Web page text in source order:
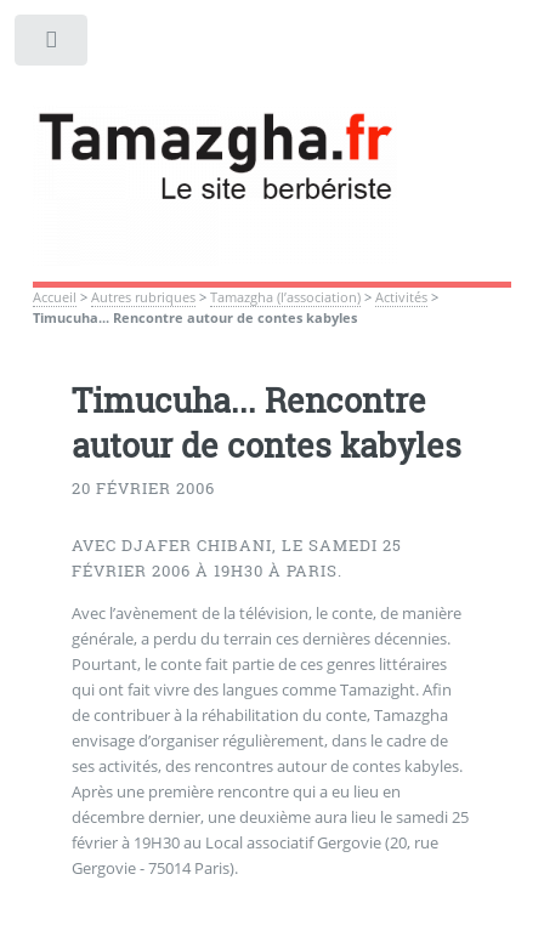
Accueil > Autres rubriques> Tamazgha (l’association)> Activités>
Timucuha... Rencontre autour de contes kabyles
Timucuha... Rencontre
autour de contes kabyles
20 FÉVRIER 2006
AVEC DJAFER CHIBANI, LE SAMEDI 25
FÉVRIER 2006 À 19H30 À PARIS.
Avec l’avènement de la télévision, le conte, de manière
générale, a perdu du terrain ces dernières décennies.
Pourtant, le conte fait partie de ces genres littéraires
qui ont fait vivre des langues comme Tamazight. Afin
de contribuer à la réhabilitation du conte, Tamazgha
envisage d’organiser régulièrement, dans le cadre de
ses activités, des rencontres autour de contes kabyles.
Après une première rencontre qui a eu lieu en
décembre dernier, une deuxième aura lieu le samedi 25
février à 19H30 au Local associatif Gergovie (20, rue
Gergovie - 75014 Paris).